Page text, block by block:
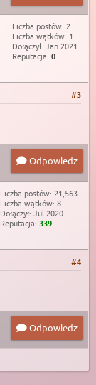
Liczba postów: 2
Liczba wątków: 1
Dołączył: Jan 2021
Reputacja: 0
#3
Odpowiedz
Liczba postów: 21,563
Liczba wątków: 8
Dołączył: Jul 2020
Reputacja: 339
#4
Odpowiedz